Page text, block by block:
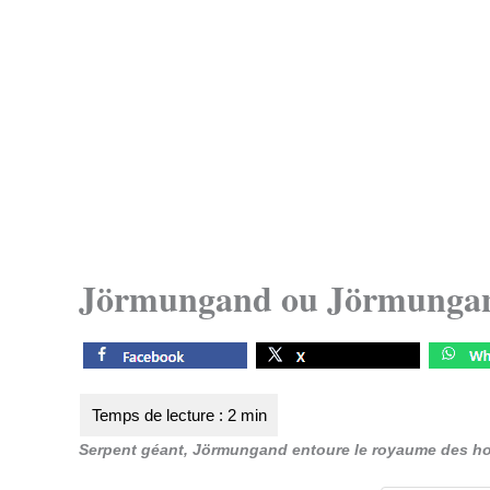
Jörmungand ou
Serpent géant, Jörmungand entoure le royaume des